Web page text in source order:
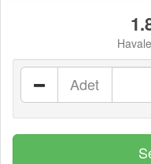
Adet